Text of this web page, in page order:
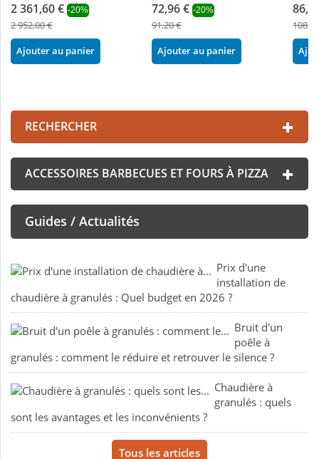
2 361,60 € -20%
2 952,00 €
Ajouter au panier
72,96 € -20%
91,20 €
Ajouter au panier
RECHERCHER
ACCESSOIRES BARBECUES ET FOURS À PIZZA
Guides / Actualités
Prix d'une
installation de
chaudière à granulés : Quel budget en 2026 ?
Bruit d'un
poêle à
granulés : comment le réduire et retrouver le silence ?
Chaudière à
granulés : quels
sont les avantages et les inconvénients ?
Tous les articles